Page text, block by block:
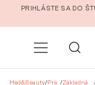
Prejsť na hlavný
PRIHLÁSTE SA DO
Med&Beauty/Pre /Základná